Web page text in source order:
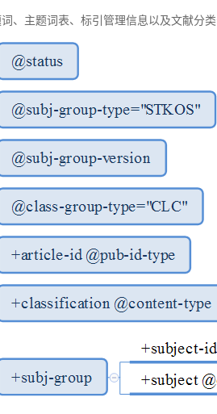
、主题词表、标引管理信息以及文献分